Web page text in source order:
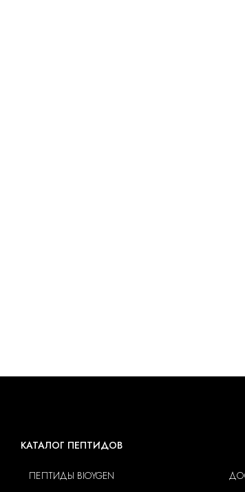
КАТАЛОГ ПЕПТИДОВ
ПЕПТИДЫ BIOYGEN